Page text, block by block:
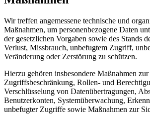
Wir treffen angemessene technische und
Maßnahmen, um personenbezogene Daten
der gesetzlichen Vorgaben sowie des Stands
Verlust, Missbrauch, unbefugtem Zugriff,
Veränderung oder Zerstörung zu schützen.
Hierzu gehören insbesondere Maßnahmen zur
Zugriffsbeschränkung, Rollen- und
Verschlüsselung von Datenübertragungen,
Benutzerkonten, Systemüberwachung,
unbefugter Zugriffe sowie Maßnahmen zur